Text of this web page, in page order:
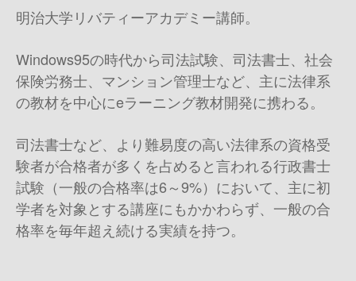
明治大学リバティーアカデミー講師。
Windows95の時代から司法試験、司法書士、社会
保険労務士、マンション管理士など、主に法律系
の教材を中心にeラーニング教材開発に携わる。
司法書士など、より難易度の高い法律系の資格受
験者が合格者が多くを占めると言われる行政書士
試験（一般の合格率は6～9%）において、主に初
学者を対象とする講座にもかかわらず、一般の合
格率を毎年超え続ける実績を持つ。